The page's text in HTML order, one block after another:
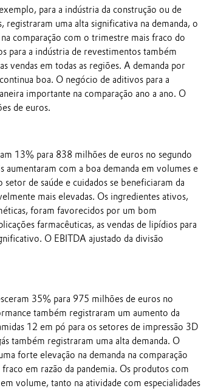
para a indústria da construção ou de
uma alta significativa na demanda, o
comparação com o trimestre mais fraco do
para a indústria de revestimentos também
vendas em todas as regiões. A demanda por
boa. O negócio de aditivos para a
importante na comparação ano a ano. O
de euros.
13% para 838 milhões de euros no segundo
aumentaram com a boa demanda em volumes e
de saúde e cuidados se beneficiaram da
mais elevadas. Os ingredientes ativos,
foram favorecidos por um bom
farmacêuticas, as vendas de lipídios para
O EBITDA ajustado da divisão
35% para 975 milhões de euros no
também registraram um aumento da
12 em pó para os setores de impressão 3D
também registraram uma alta demanda. O
forte elevação na demanda na comparação
em razão da pandemia. Os produtos com
volume, tanto na atividade com especialidades